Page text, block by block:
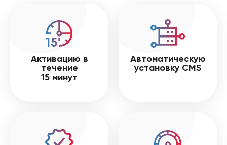
Активацию в
течение
15 минут
Автоматическую
установку CMS